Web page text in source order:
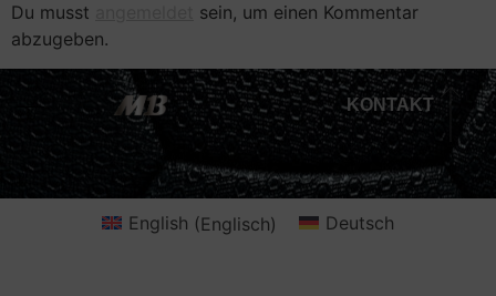
Du musst
sein, um einen Kommentar
abzugeben.
KONTAKT
English (Englisch) Deutsch